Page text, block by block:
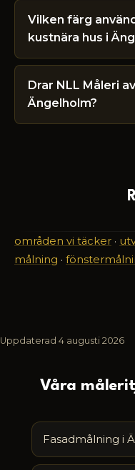
Vilken färg
kustnära hus i
Drar NLL Måleri
Ängelholm?
områden vi täcker ·
målning ·
Uppdaterad 4 augusti 2026
Våra
Fasadmålning i